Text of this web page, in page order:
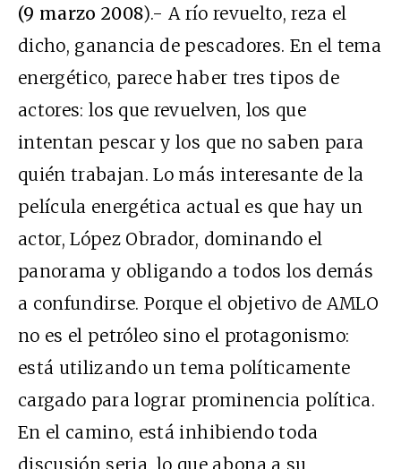
(9 marzo 2008).- A río revuelto, reza el
dicho, ganancia de pescadores. En el tema
energético, parece haber tres tipos de
actores: los que revuelven, los que
intentan pescar y los que no saben para
quién trabajan. Lo más interesante de la
película energética actual es que hay un
actor, López Obrador, dominando el
panorama y obligando a todos los demás
a confundirse. Porque el objetivo de AMLO
no es el petróleo sino el protagonismo:
está utilizando un tema políticamente
cargado para lograr prominencia política.
En el camino, está inhibiendo toda
discusión seria, lo que abona a su